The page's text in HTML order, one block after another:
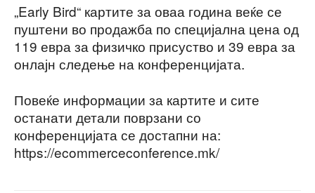
„Early Bird“ картите за оваа година веќе се
пуштени во продажба по специјална цена од
119 евра за физичко присуство и 39 евра за
онлајн следење на конференцијата.
Повеќе информации за картите и сите
останати детали поврзани со
конференцијата се достапни на:
https://ecommerceconference.mk/